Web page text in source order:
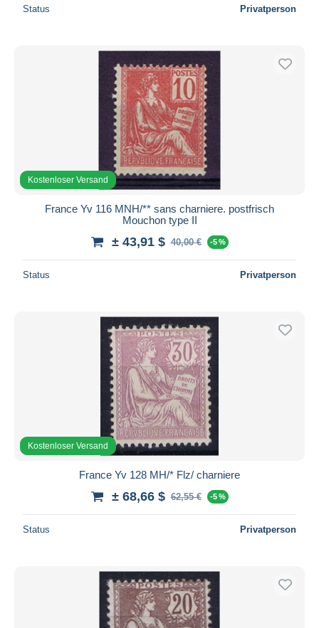
Status Privatperson
Kostenloser Versand
France Yv 116 MNH/** sans charniere. postfrisch
Mouchon type II
± 43,91 $ 40,00 € -5 %
Status Privatperson
Kostenloser Versand
France Yv 128 MH/* Flz/ charniere
± 68,66 $ 62,55 € -5 %
Status Privatperson